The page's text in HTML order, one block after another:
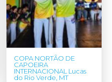
COPA NORTÃO DE
CAPOEIRA
INTERNACIONAL Lucas
do Rio Verde, MT